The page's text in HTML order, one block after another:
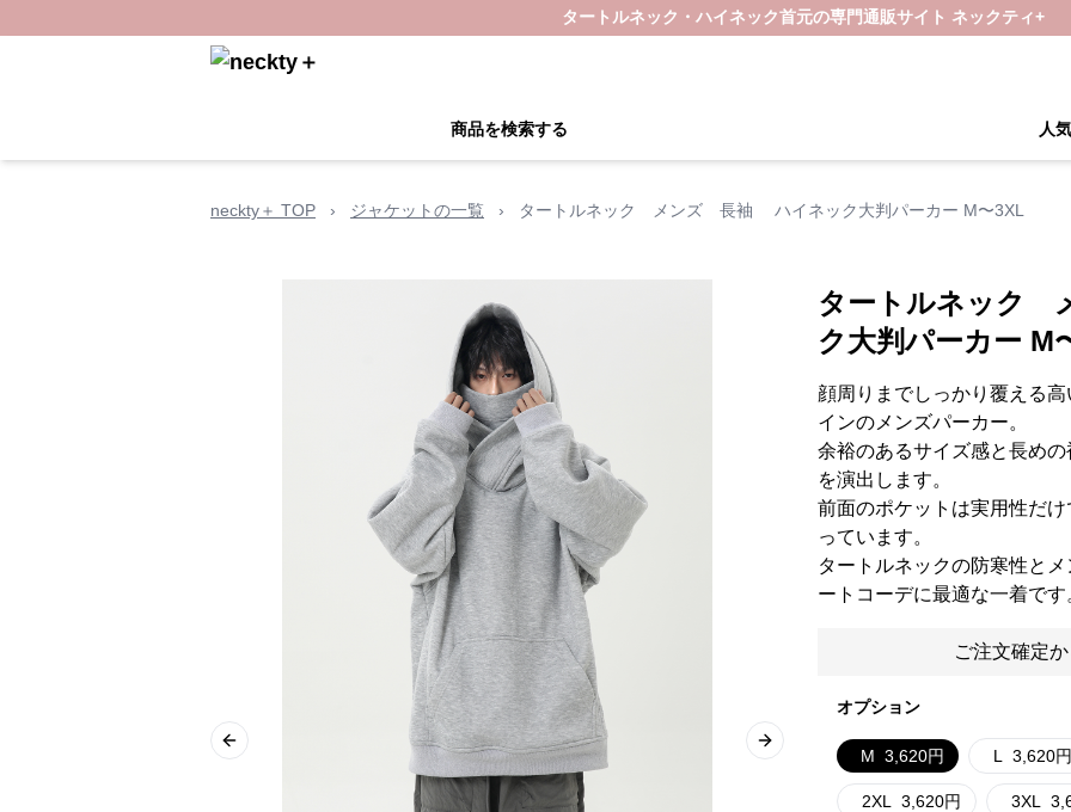
タートルネック・ハイネック首元の専門通販サイト ネックティ+
商品を検索する 人
neckty＋ TOP › ジャケットの一覧 › タートルネック メンズ 長袖 ハイネック大判パーカー M〜3XL
Previous slide Next slide
タートルネック
ク大判パーカー M
顔周りまでしっかり覆える
インのメンズパーカー。
余裕のあるサイズ感と長め
を演出します。
前面のポケットは実用性だ
っています。
タートルネックの防寒性と
ートコーデに最適な一着です
ご注文確定
オプション
M 3,620円 L 3,620円
2XL 3,620円 3XL